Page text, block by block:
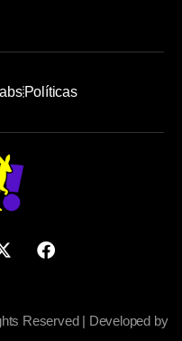
Políticas
Reserved | Developed by